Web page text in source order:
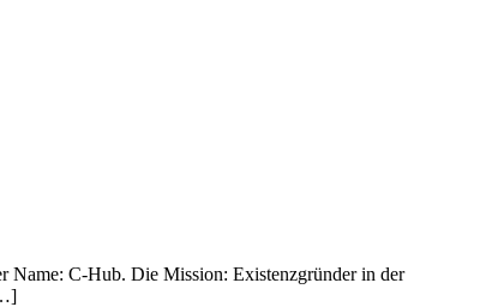
Name: C-Hub. Die Mission: Existenzgründer in der